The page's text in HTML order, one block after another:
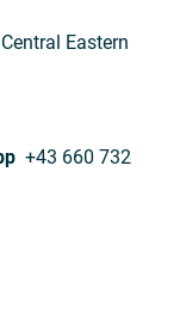
Eastern
+43 660 732